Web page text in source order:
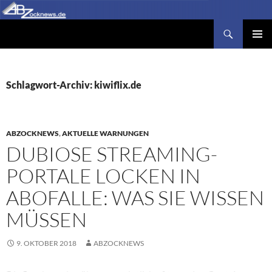
Zum
Inhalt
Schlagwort-Archiv: kiwiflix.de
ABZOCKNEWS,AKTUELLE WARNUNGEN
DUBIOSE STREAMING-
PORTALE LOCKEN IN
ABOFALLE: WAS SIE WISSEN
MÜSSEN
9. OKTOBER 2018 ABZOCKNEWS